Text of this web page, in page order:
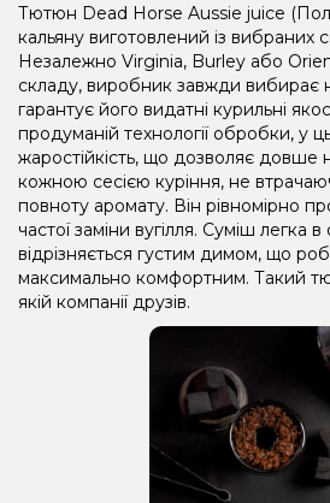
Тютюн Dead Horse Aussie juice
кальяну виготовлений із вибраних
Незалежно Virginia, Burley або
складу, виробник завжди вибирає
гарантує його видатні курильні
продуманій технології обробки, у
жаростійкість, що дозволяє довше
кожною сесією куріння, не
повноту аромату. Він рівномірно
частої заміни вугілля. Суміш легка в
відрізняється густим димом, що
максимально комфортним. Такий
якій компанії друзів.